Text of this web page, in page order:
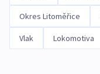
Okres Litoměřice
Vlak Lokomotiva